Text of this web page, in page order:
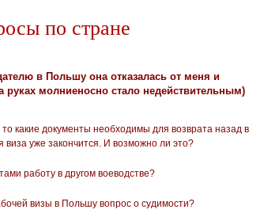
по стране
в Польшу она отказалась от меня и
молниеносно стало недействительным)
какие документы необходимы для возврата назад в
уже закончится. И возможно ли это?
работу в другом воеводстве?
визы в Польшу вопрос о судимости?